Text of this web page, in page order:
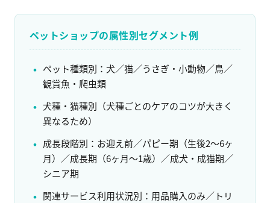
ペットショップの属性別セグメント例
ペット種類別：犬／猫／うさぎ・小動物／鳥／
観賞魚・爬虫類
犬種・猫種別（犬種ごとのケアのコツが大きく
異なるため）
成長段階別：お迎え前／パピー期（生後2〜6ヶ
月）／成長期（6ヶ月〜1歳）／成犬・成猫期／
シニア期
関連サービス利用状況別：用品購入のみ／トリ